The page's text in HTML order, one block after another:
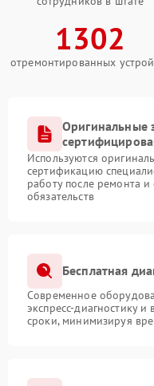
1302
отремонтированных
Оригинальные
Используются
сертификацию
работу после ремонта
обязательств
Бесплатная
Современное
экспресс-диагностику
сроки, минимизируя